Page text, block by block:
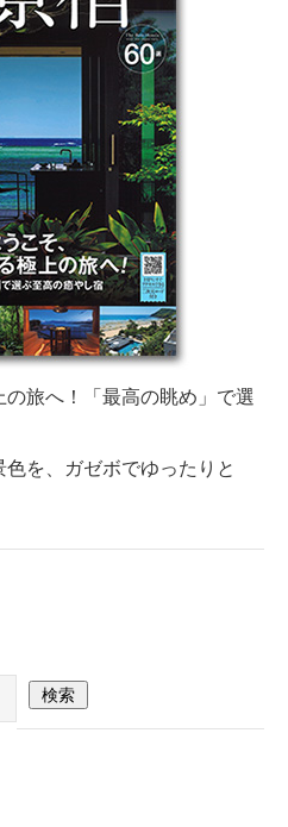
旅へ！「最高の眺め」で選
を、ガゼボでゆったりと